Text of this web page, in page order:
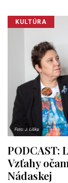
KULTÚRA
PODCAST:
Vzťahy
Nádaskej